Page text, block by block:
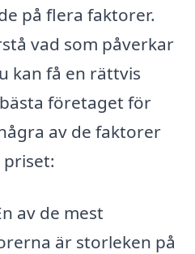
på flera faktorer.
vad som påverkar
kan få en rättvis
företaget för
av de faktorer
priset:
av de mest
är storleken på